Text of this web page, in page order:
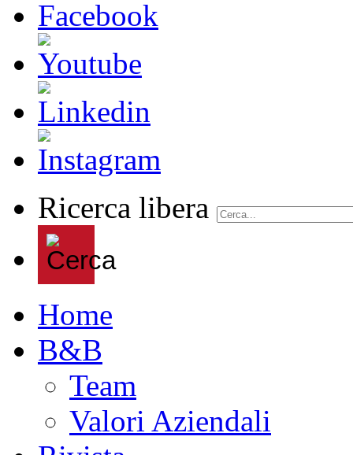
Ricerca libera
Home
B&B
Team
Valori Aziendali